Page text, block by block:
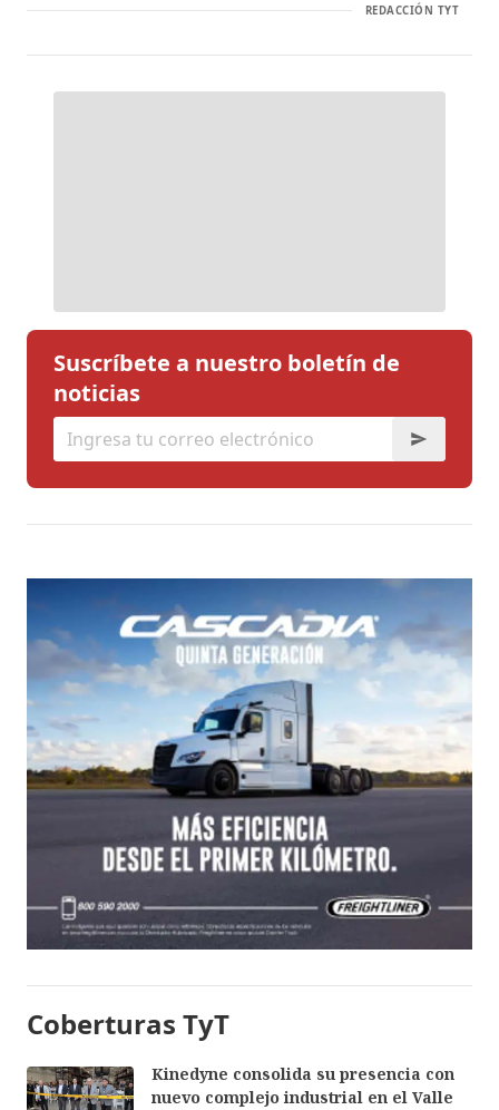
REDACCIÓN TYT
Suscríbete a nuestro boletín de
noticias
Coberturas TyT
Kinedyne consolida su presencia con
nuevo complejo industrial en el Valle